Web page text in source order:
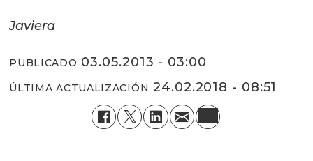
Javiera
PUBLICADO 03.05.2013 - 03:00
ÚLTIMA ACTUALIZACIÓN 24.02.2018 - 08:51